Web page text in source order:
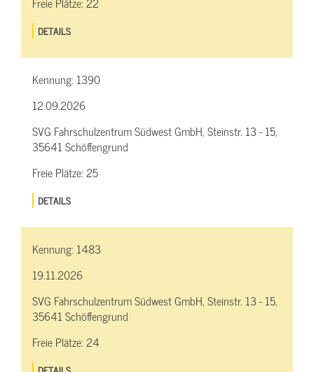
DETAILS
Kennung: 1390
12.09.2026
SVG Fahrschulzentrum Südwest GmbH, Steinstr. 13 - 15,
35641 Schöffengrund
Freie Plätze:25
DETAILS
Kennung: 1483
19.11.2026
SVG Fahrschulzentrum Südwest GmbH, Steinstr. 13 - 15,
35641 Schöffengrund
Freie Plätze:24